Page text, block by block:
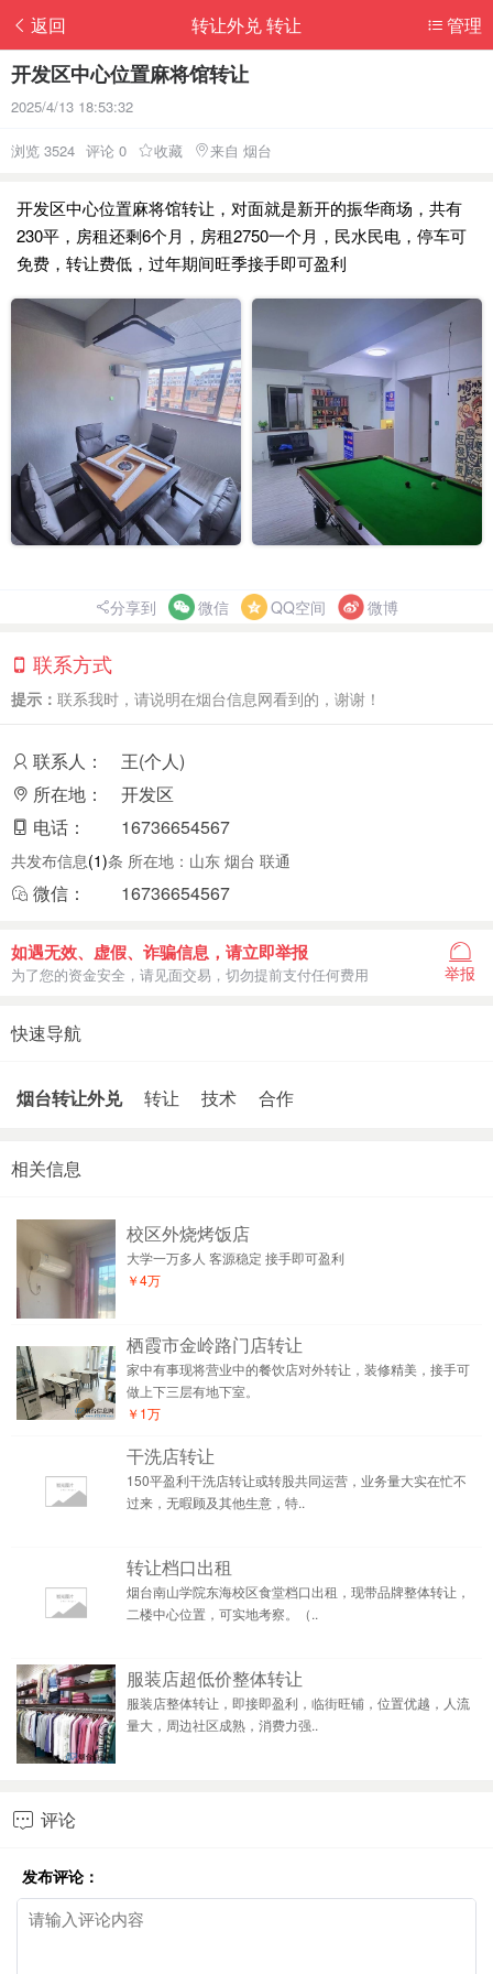
返回 管理
转让外兑 转让
开发区中心位置麻将馆转让
2025/4/13 18:53:32
浏览 3524 评论 0 收藏 来自 烟台
开发区中心位置麻将馆转让，对面就是新开的振华商场，共有
230平，房租还剩6个月，房租2750一个月，民水民电，停车可
免费，转让费低，过年期间旺季接手即可盈利
分享到 微信 QQ空间 微博
联系方式
提示： 联系我时，请说明在烟台信息网看到的，谢谢！
联系人：
王(个人)
所在地：
开发区
电话：
16736654567
共发布信息(1)条 所在地：山东 烟台 联通
微信： 16736654567
如遇无效、虚假、诈骗信息，请立即举报
为了您的资金安全，请见面交易，切勿提前支付任何费用 举报
快速导航
烟台转让外兑 转让 技术 合作
相关信息
校区外烧烤饭店
大学一万多人 客源稳定 接手即可盈利
￥4万
栖霞市金岭路门店转让
家中有事现将营业中的餐饮店对外转让，装修精美，接手可
做上下三层有地下室。
￥1万
干洗店转让
150平盈利干洗店转让或转股共同运营，业务量大实在忙不
过来，无暇顾及其他生意，特..
转让档口出租
烟台南山学院东海校区食堂档口出租，现带品牌整体转让，
二楼中心位置，可实地考察。（..
服装店超低价整体转让
服装店整体转让，即接即盈利，临街旺铺，位置优越，人流
量大，周边社区成熟，消费力强..
 评论
发布评论：